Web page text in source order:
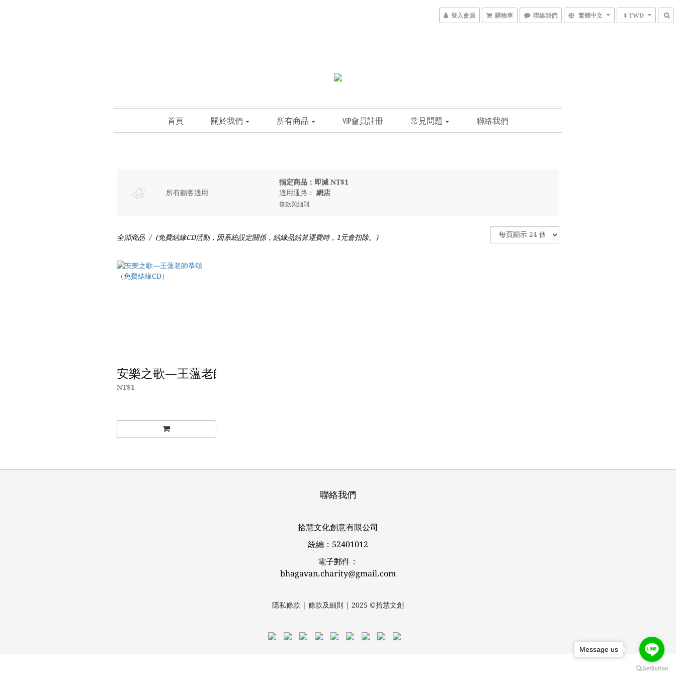
登入會員 購物車 聯絡我們 繁體中文 $ TWD
首頁 關於我們 所有商品 VIP會員註冊 常見問題 聯絡我們
所有顧客適用
指定商品：即減 NT$1
適用通路：網店
條款與細則
全部商品 (免費結緣CD活動，因系統設定關係，結緣品結算運費時，1元會扣除。)
安樂之歌—王薀老師恭頌（免費結緣CD）
NT$1
聯絡我們
拾慧文化創意有限公司
統編：52401012
電子郵件：
bhagavan.charity@gmail.com
隱私條款 | 條款及細則 | 2025 ©拾慧文創
Message us